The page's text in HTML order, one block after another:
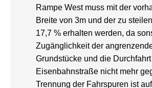
Rampe West muss mit der
Breite von 3m und der zu
17,7 % erhalten werden, da
Zugänglichkeit der
Grundstücke und die
Eisenbahnstraße nicht mehr
Trennung der Fahrspuren ist